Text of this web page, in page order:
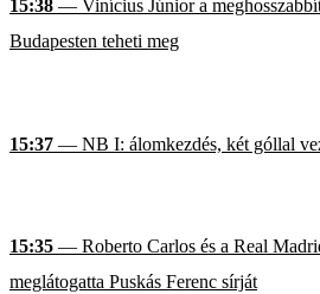
15:38 — Vinícius Júnior a
Budapesten teheti meg
15:37 — NB I: álomkezdés, két góllal
15:35 — Roberto Carlos és a Real
meglátogatta Puskás Ferenc sírját